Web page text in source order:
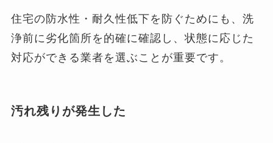
住宅の防水性・耐久性低下を防ぐためにも、洗
浄前に劣化箇所を的確に確認し、状態に応じた
対応ができる業者を選ぶことが重要です。
汚れ残りが発生した